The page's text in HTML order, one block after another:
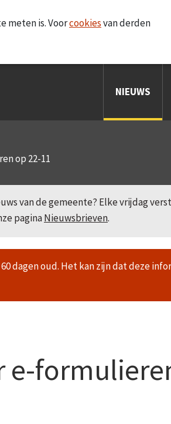
meten is. Voorcookiesvan derden
NIEUWS
op 22-11
van de gemeente? Elke vrijdag
paginaNieuwsbrieven.
dagen oud. Het kan zijn dat deze
e-